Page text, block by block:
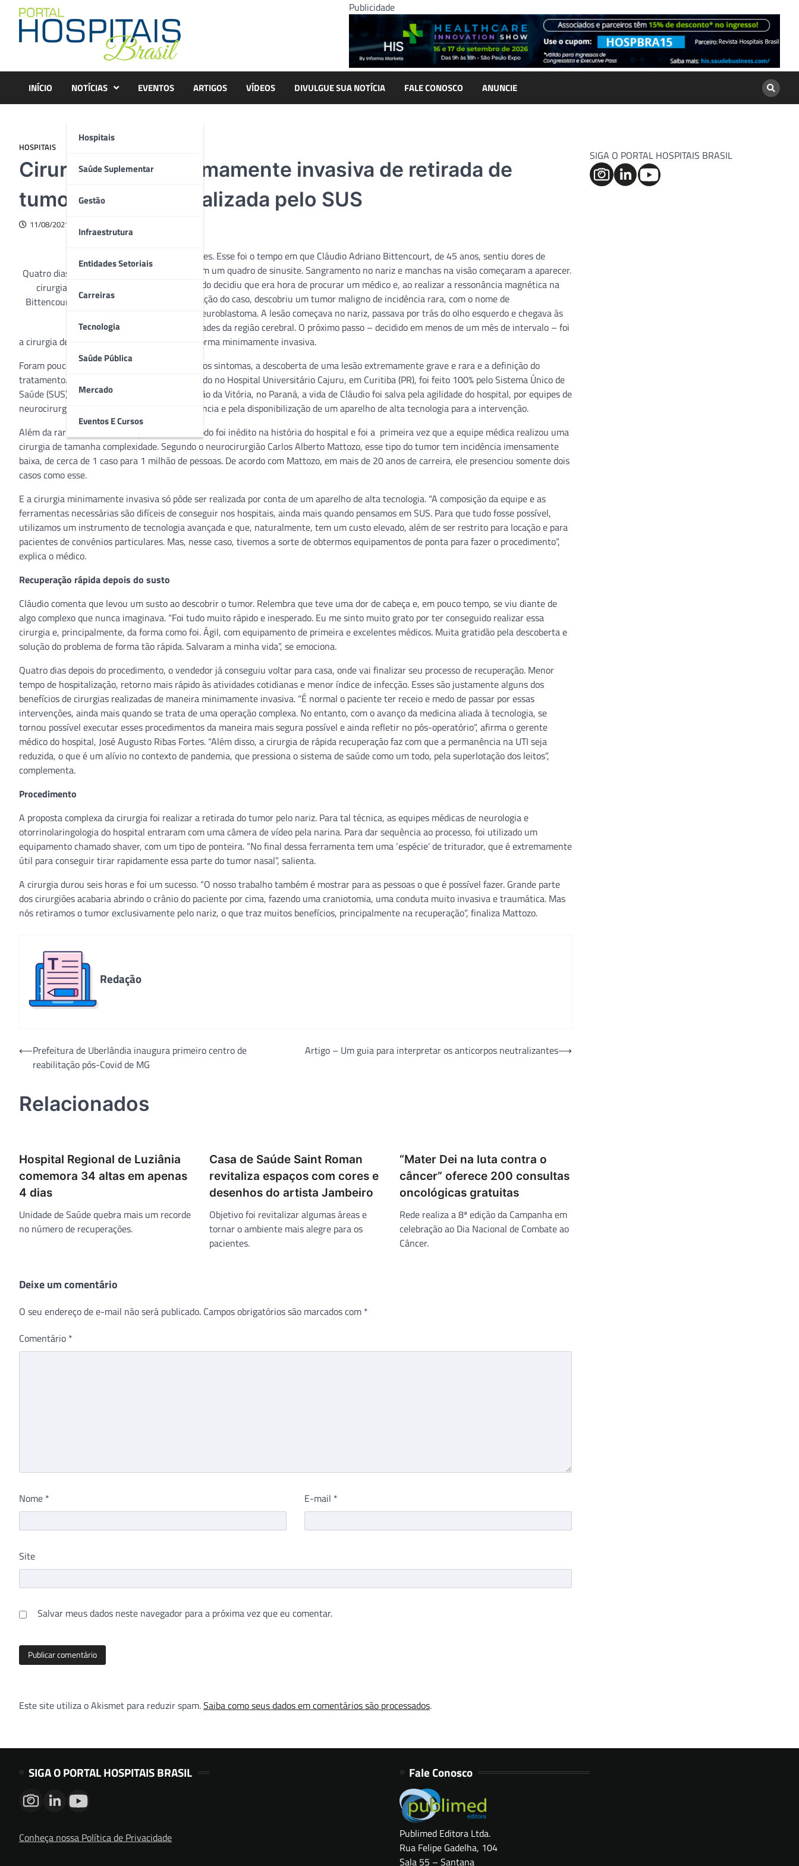
content
Publicidade
INÍCIO NOTÍCIAS
Hospitais
Saúde Suplementar
Gestão
Infraestrutura
Entidades Setoriais
Carreiras
Tecnologia
Saúde Pública
Mercado
Eventos E Cursos
EVENTOS ARTIGOS VÍDEOS DIVULGUE SUA NOTÍCIA FALE CONOSCO ANUNCIE
HOSPITAIS
Cirurgia rara e minimamente invasiva de retirada de
tumor cerebral é realizada pelo SUS
11/08/2021
Quatro dias depois de realizar a
cirurgia, Cláudio Adriano
Bittencourt já estava em casa
Dois meses. Esse foi o tempo em que Cláudio Adriano Bittencourt, de 45 anos, sentiu dores de
cabeça em um quadro de sinusite. Sangramento no nariz e manchas na visão começaram a aparecer.
Foi quando decidiu que era hora de procurar um médico e, ao realizar a ressonância magnética na
investigação do caso, descobriu um tumor maligno de incidência rara, com o nome de
Estesioneuroblastoma. A lesão começava no nariz, passava por trás do olho esquerdo e chegava às
proximidades da região cerebral. O próximo passo – decidido em menos de um mês de intervalo – foi
a cirurgia de alta complexidade realizada de forma minimamente invasiva.
Foram pouco mais de 90 dias entre os primeiros sintomas, a descoberta de uma lesão extremamente grave e rara e a definição do
tratamento. O procedimento cirúrgico, realizado no Hospital Universitário Cajuru, em Curitiba (PR), foi feito 100% pelo Sistema Único de
Saúde (SUS). Vendedor de automóveis, de União da Vitória, no Paraná, a vida de Cláudio foi salva pela agilidade do hospital, por equipes de
neurocirurgia e otorrinolaringologia de excelência e pela disponibilização de um aparelho de alta tecnologia para a intervenção.
Além da raridade do tumor, o procedimento todo foi inédito na história do hospital e foi a primeira vez que a equipe médica realizou uma
cirurgia de tamanha complexidade. Segundo o neurocirurgião Carlos Alberto Mattozo, esse tipo do tumor tem incidência imensamente
baixa, de cerca de 1 caso para 1 milhão de pessoas. De acordo com Mattozo, em mais de 20 anos de carreira, ele presenciou somente dois
casos como esse.
E a cirurgia minimamente invasiva só pôde ser realizada por conta de um aparelho de alta tecnologia. “A composição da equipe e as
ferramentas necessárias são difíceis de conseguir nos hospitais, ainda mais quando pensamos em SUS. Para que tudo fosse possível,
utilizamos um instrumento de tecnologia avançada e que, naturalmente, tem um custo elevado, além de ser restrito para locação e para
pacientes de convênios particulares. Mas, nesse caso, tivemos a sorte de obtermos equipamentos de ponta para fazer o procedimento”,
explica o médico.
Recuperação rápida depois do susto
Cláudio comenta que levou um susto ao descobrir o tumor. Relembra que teve uma dor de cabeça e, em pouco tempo, se viu diante de
algo complexo que nunca imaginava. “Foi tudo muito rápido e inesperado. Eu me sinto muito grato por ter conseguido realizar essa
cirurgia e, principalmente, da forma como foi. Ágil, com equipamento de primeira e excelentes médicos. Muita gratidão pela descoberta e
solução do problema de forma tão rápida. Salvaram a minha vida”, se emociona.
Quatro dias depois do procedimento, o vendedor já conseguiu voltar para casa, onde vai finalizar seu processo de recuperação. Menor
tempo de hospitalização, retorno mais rápido às atividades cotidianas e menor índice de infecção. Esses são justamente alguns dos
benefícios de cirurgias realizadas de maneira minimamente invasiva. “É normal o paciente ter receio e medo de passar por essas
intervenções, ainda mais quando se trata de uma operação complexa. No entanto, com o avanço da medicina aliada à tecnologia, se
tornou possível executar esses procedimentos da maneira mais segura possível e ainda refletir no pós-operatório”, afirma o gerente
médico do hospital, José Augusto Ribas Fortes. “Além disso, a cirurgia de rápida recuperação faz com que a permanência na UTI seja
reduzida, o que é um alívio no contexto de pandemia, que pressiona o sistema de saúde como um todo, pela superlotação dos leitos”,
complementa.
Procedimento
A proposta complexa da cirurgia foi realizar a retirada do tumor pelo nariz. Para tal técnica, as equipes médicas de neurologia e
otorrinolaringologia do hospital entraram com uma câmera de vídeo pela narina. Para dar sequência ao processo, foi utilizado um
equipamento chamado shaver, com um tipo de ponteira. “No final dessa ferramenta tem uma ‘espécie’ de triturador, que é extremamente
útil para conseguir tirar rapidamente essa parte do tumor nasal”, salienta.
A cirurgia durou seis horas e foi um sucesso. “O nosso trabalho também é mostrar para as pessoas o que é possível fazer. Grande parte
dos cirurgiões acabaria abrindo o crânio do paciente por cima, fazendo uma craniotomia, uma conduta muito invasiva e traumática. Mas
nós retiramos o tumor exclusivamente pelo nariz, o que traz muitos benefícios, principalmente na recuperação”, finaliza Mattozo.
Redação
Navegação
⟵Prefeitura de Uberlândia inaugura primeiro centro de
reabilitação pós-Covid de MG
Artigo – Um guia para interpretar os anticorpos neutralizantes⟶
Relacionados
Hospital Regional de Luziânia
comemora 34 altas em apenas
4 dias
Unidade de Saúde quebra mais um recorde
no número de recuperações.
Casa de Saúde Saint Roman
revitaliza espaços com cores e
desenhos do artista Jambeiro
Objetivo foi revitalizar algumas áreas e
tornar o ambiente mais alegre para os
pacientes.
“Mater Dei na luta contra o
câncer” oferece 200 consultas
oncológicas gratuitas
Rede realiza a 8ª edição da Campanha em
celebração ao Dia Nacional de Combate ao
Câncer.
Deixe um comentário
O seu endereço de e-mail não será publicado. Campos obrigatórios são marcados com *
Comentário *
Nome * E-mail *
Site
Salvar meus dados neste navegador para a próxima vez que eu comentar.
Este site utiliza o Akismet para reduzir spam.Saiba como seus dados em comentários são processados.
SIGA O PORTAL HOSPITAIS BRASIL
SIGA O PORTAL HOSPITAIS BRASIL
Conheça nossa Política de Privacidade
Fale Conosco
Publimed Editora Ltda.
Rua Felipe Gadelha, 104
Sala 55 – Santana